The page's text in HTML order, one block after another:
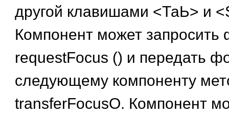
другой клавишами <ТаЬ> и
Компонент может запросить
requestFocus () и передать
следующему компоненту
transferFocusO. Компонент